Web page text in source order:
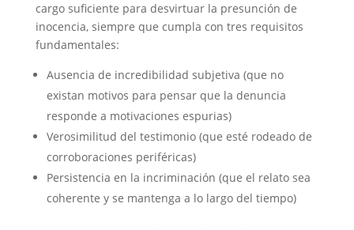
cargo suficiente para desvirtuar la presunción de
inocencia, siempre que cumpla con tres requisitos
fundamentales:
Ausencia de incredibilidad subjetiva (que no
existan motivos para pensar que la denuncia
responde a motivaciones espurias)
Verosimilitud del testimonio (que esté rodeado de
corroboraciones periféricas)
Persistencia en la incriminación (que el relato sea
coherente y se mantenga a lo largo del tiempo)